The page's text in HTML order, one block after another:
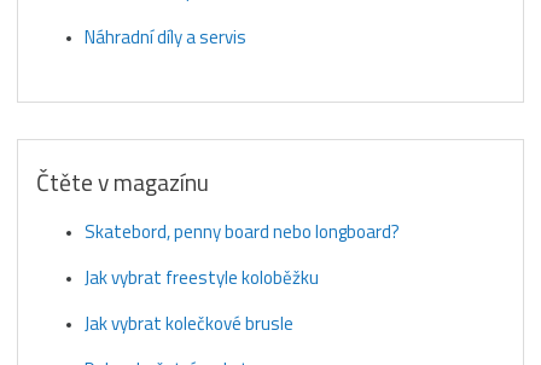
Náhradní díly a servis
Čtěte v magazínu
Skatebord, penny board nebo longboard?
Jak vybrat freestyle koloběžku
Jak vybrat kolečkové brusle